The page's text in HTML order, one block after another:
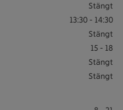
Stängt
till 14:30
13:30 - 14:30
Stängt
18
15 - 18
Stängt
Stängt